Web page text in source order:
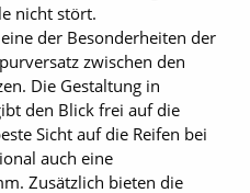
nicht stört.
der Besonderheiten der
zwischen den
Die Gestaltung in
den Blick frei auf die
Sicht auf die Reifen bei
auch eine
Zusätzlich bieten die